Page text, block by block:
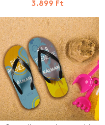
3.899 Ft